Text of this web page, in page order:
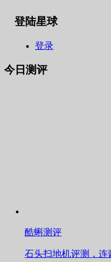
登陆星球
登录
今日测评
酷蝌测评
石头扫地机评测，